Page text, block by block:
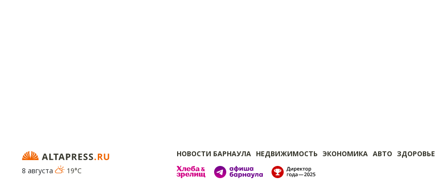
НОВОСТИ БАРНАУЛА НЕДВИЖИМОСТЬ ЭКОНОМИКА АВТО ЗДОРОВЬЕ
8 августа
19°C